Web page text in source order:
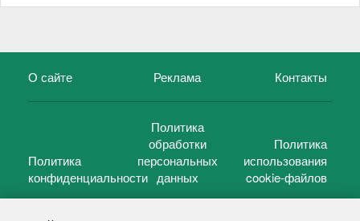
О сайте Реклама Контакты
Политика
конфиденциальности
Политика
обработки
персональных
данных
Политика
использования
cookie-файлов